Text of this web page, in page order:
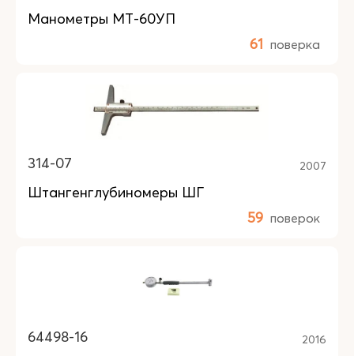
Манометры МТ-60УП
61 поверка
314-07 2007
Штангенглубиномеры ШГ
59 поверок
64498-16 2016